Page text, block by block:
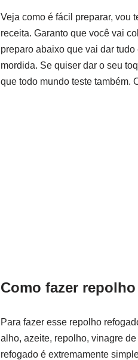
Veja como é fácil preparar, vou
receita. Garanto que você vai
preparo abaixo que vai dar
mordida. Se quiser dar o seu
que todo mundo teste também.
Como fazer
Para fazer esse repolho
alho, azeite, repolho, vinagre
refogado é extremamente